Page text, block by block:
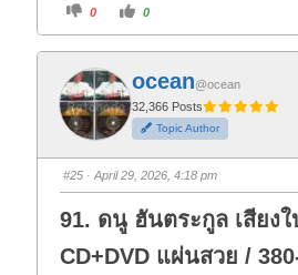
C
i
k
f
o
r
t
h
u
m
d
o
.
0
C
i
k
o
r
t
h
u
m
u
p
0
ocean@ocean
32,366 Posts
Topic Author
#25 · April 29, 2026, 4:18 pm
91. ดนู ฮันตระกูล เสียงใ
CD+DVD แผ่นสวย /